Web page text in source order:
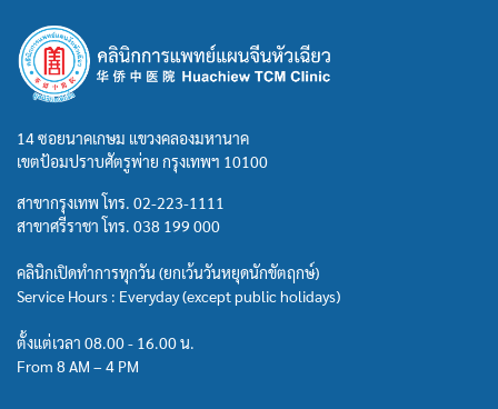
14 ซอยนาคเกษม แขวงคลองมหานาค
เขตป้อมปราบศัตรูพ่าย กรุงเทพฯ 10100
สาขากรุงเทพ โทร. 02-223-1111
สาขาศรีราชา โทร. 038 199 000
คลินิกเปิดทำการทุกวัน (ยกเว้นวันหยุดนักขัตฤกษ์)
Service Hours : Everyday (except public holidays)
ตั้งแต่เวลา 08.00 - 16.00 น.
From 8 AM – 4 PM